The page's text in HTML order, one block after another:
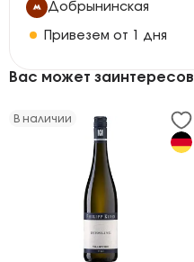
Добрынинская
Привезем от 1 дня
Вас может
В наличии